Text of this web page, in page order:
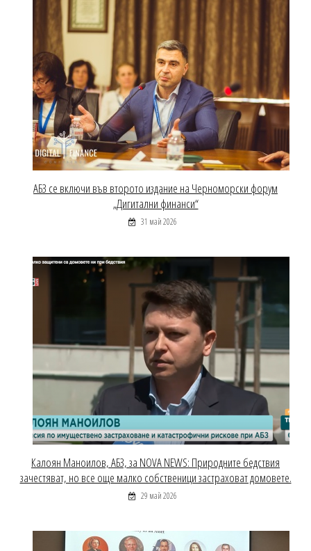
АБЗ се включи във второто издание на Черноморски форум
„Дигитални финанси“
31 май 2026
Калоян Маноилов, АБЗ, за NOVA NEWS: Природните бедствия
зачестяват, но все още малко собственици застраховат домовете.
29 май 2026